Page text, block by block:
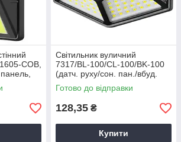
COB,
вбуд.
Світильник вуличний
7317/BL-100/CL-100/BK-100
(датч. руху/сон. пан./вбуд.
акум.)
Готово до відправки
128,35 ₴
Купити